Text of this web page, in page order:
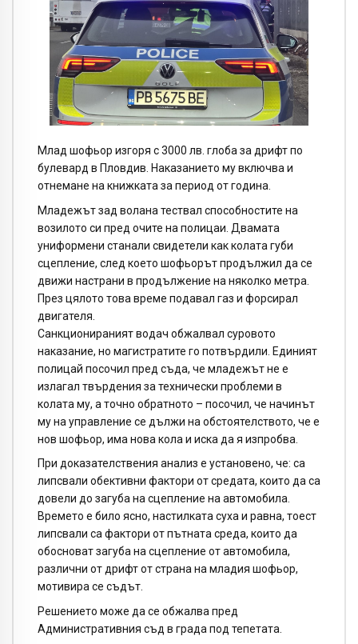
Млад шофьор изгоря с 3000 лв. глоба за дрифт по
булевард в Пловдив. Наказанието му включва и
отнемане на книжката за период от година.
Младежът зад волана тествал способностите на
возилото си пред очите на полицаи. Двамата
униформени станали свидетели как колата губи
сцепление, след което шофьорът продължил да се
движи настрани в продължение на няколко метра.
През цялото това време подавал газ и форсирал
двигателя.
Санкционираният водач обжалвал суровото
наказание, но магистратите го потвърдили. Единият
полицай посочил пред съда, че младежът не е
излагал твърдения за технически проблеми в
колата му, а точно обратното – посочил, че начинът
му на управление се дължи на обстоятелството, че е
нов шофьор, има нова кола и иска да я изпробва.
При доказателствения анализ е установено, че: са
липсвали обективни фактори от средата, които да са
довели до загуба на сцепление на автомобила.
Времето е било ясно, настилката суха и равна, тоест
липсвали са фактори от пътната среда, които да
обосноват загуба на сцепление от автомобила,
различни от дрифт от страна на младия шофьор,
мотивира се съдът.
Решението може да се обжалва пред
Административния съд в града под тепетата.